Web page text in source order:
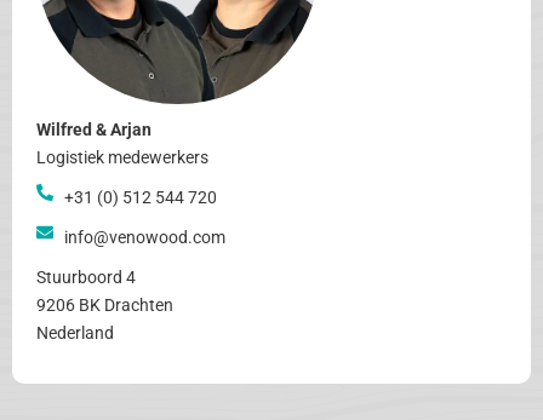
Wilfred & Arjan
Logistiek medewerkers
+31 (0) 512 544 720
info@venowood.com
Stuurboord 4
9206 BK Drachten
Nederland